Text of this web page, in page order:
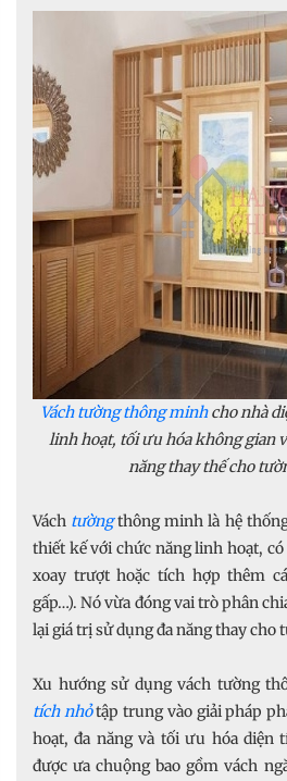
Vách tường thông minhcho nhà
linh hoạt, tối ưu hóa không gian
năng thay thế cho
Vách tườngthông minh là hệ
thiết kế với chức năng linh hoạt,
xoay trượt hoặc tích hợp thêm
gấp…). Nó vừa đóng vai trò phân
lại giá trị sử dụng đa năng thay cho
Xu hướng sử dụng vách tường
tích nhỏtập trung vào giải pháp
hoạt, đa năng và tối ưu hóa diện
được ưa chuộng bao gồm vách